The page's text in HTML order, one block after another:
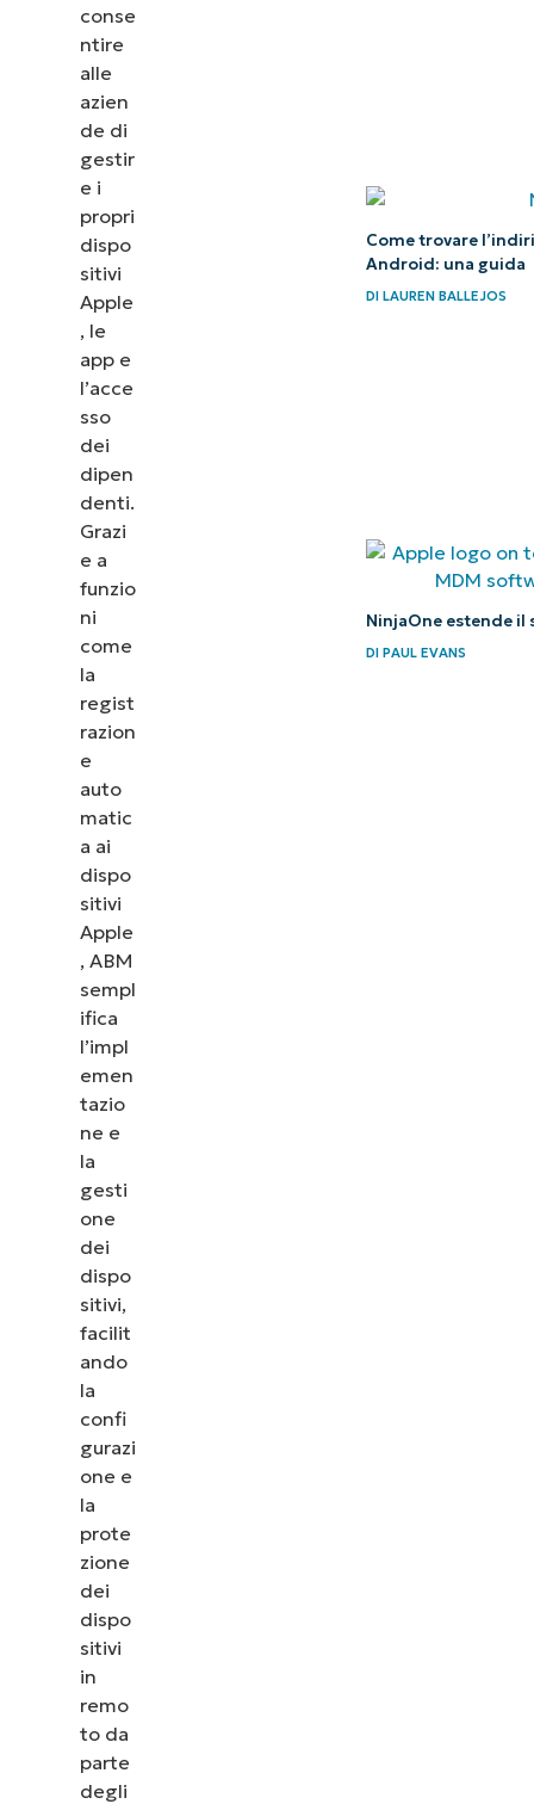
Manager?
Business
Manager
Business
Manager
di Apple
con
NinjaOne
Il duo
gestione
dei
dispositivi
ABM e
conse
ntire
alle
azien
de di
gestir
e i
propri
dispo
sitivi
Apple
, le
app e
l’acce
sso
dei
dipen
denti.
Grazi
e a
funzio
ni
come
la
regist
razion
e
auto
matic
a ai
dispo
sitivi
Apple
, ABM
sempl
ifica
l’impl
emen
tazio
ne e
la
gesti
one
dei
dispo
sitivi,
facilit
ando
la
confi
gurazi
one e
la
prote
zione
dei
dispo
sitivi
in
remo
to da
parte
degli
Come trovare
Android: una guida
DI LAUREN BALLEJOS
NinjaOne estende il
DI PAUL EVANS